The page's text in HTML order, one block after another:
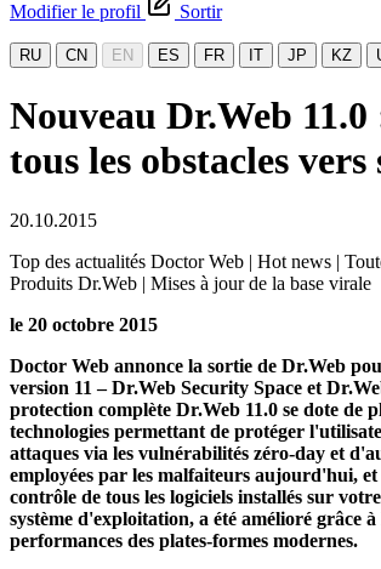
Modifier le profil
Sortir
RU CN EN ES FR IT JP KZ
Nouveau Dr.Web
tous les obstacles vers
20.10.2015
Top des actualités Doctor Web | Hot news |
Produits Dr.Web | Mises à jour de la base virale
le 20 octobre 2015
Doctor Web annonce la sortie de Dr.Web
version 11 – Dr.Web Security Space et
protection complète Dr.Web 11.0 se dote de
technologies permettant de protéger
attaques via les vulnérabilités zéro-day et
employées par les malfaiteurs aujourd'hui,
contrôle de tous les logiciels installés sur
système d'exploitation, a été amélioré grâce
performances des plates-formes modernes.